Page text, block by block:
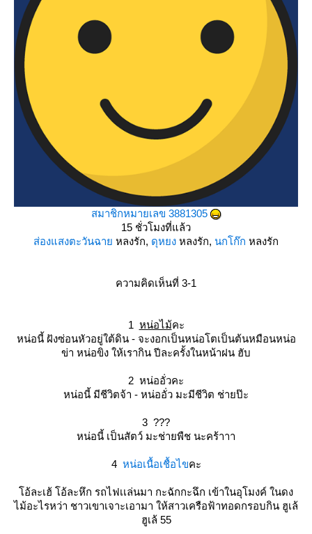
สมาชิกหมายเลข 3881305
15 ชั่วโมงที่แล้ว
ส่องแสงตะวันฉา หลงรัก, ดุหยง หลงรัก, นกโก๊ก หลงรัก
ความคิดเห็นที่ 3-1
1 หน่อไม้คะ
หน่อนี้ ฝังซ่อนหัวอยู่ใต้ดิน - จะงอกเป็นหน่อโตเป็นต้นหมือนหน่อ
ข่า หน่อขิง ให้เรากิน ปีละครั้งในหน้าฝน ฮับ
2 หน่ออั่วคะ
หน่อนี้ มีชีวิตจ้า - หน่ออั่ว มะมีชีวิต ช่ายป๊ะ
3 ???
หน่อนี้ เป็นสัตว์ มะช่ายพืช นะคร้าาา
4 หน่อเนื้อเชื้อไขคะ
อ้ละเฮ้ โอ้ละหึก รถไฟเเล่นมา กะฉักกะฉึก เข้าในอุโมงค์ ในดง
ไม้อะไรหว่า ชาวเขาเจาะเอามา ให้สาวเครือฟ้าทอดกรอบกิน ฮูเล้
ฮูเล้ 55